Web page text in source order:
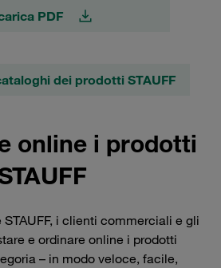
PDF
dei prodotti STAUFF
online i prodotti
i clienti commerciali e gli
e ordinare online i prodotti
– in modo veloce, facile,